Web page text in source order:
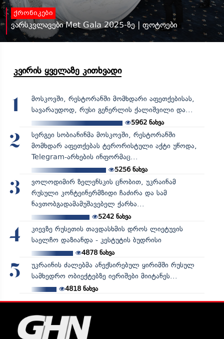
ქრონიკები
ვარსკვლავები Met Gala 2025-ზე | ფოტოები
კვირის ყველაზე კითხვადი
1
მოსკოვში, რესტორანში მომხდარი აფეთქებისას,
სავარაუდოდ, რუსი გენერლის ქალიშვილი და...
5962 ნახვა
2
სერგეი სობიანინმა მოსკოვში, რესტორანში
მომხდარ აფეთქებას ტერორისტული აქტი უწოდა,
Telegram-არხების ინფორმაც...
5256ნახვა
3
ვოლოდიმირ ზელენსკის ცნობით, უკრაინამ
რუსული კონტეინერმზიდი ჩაძირა და სამ
ნავთობგადამამუშავებელ ქარხა...
5242ნახვა
4
კიევზე რუსეთის თავდასხმის დროს ლიეტუვის
საელჩო დაზიანდა - კესტუტის ბუდრისი
4878ნახვა
5
უკრაინის ძალებმა ანექსირებულ ყირიმში რუსულ
სამხედრო ობიექტებზე იერიშები მიიტანეს...
4818ნახვა